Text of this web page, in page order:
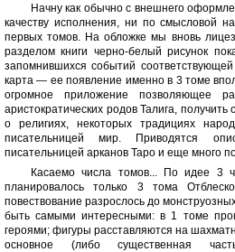
Начну как обычно с внешнего
качеству исполнения, ни по смысловой
первых томов. На обложке мы вновь
разделом книги черно-белый рисунок
запомнившихся событий
карта — ее появление именно в 3 томе
огромное приложение позволяющее
аристократических родов Талига,
о религиях, некоторых традициях
писательницей мир. Приводятся
писательницей арканов Таро и еще много
Касаемо числа томов... По идее 3
планировалось только 3 тома
повествование разрослось до
быть самыми интересными: в 1 томе
героями; фигуры расставляются на
основное (либо существенная